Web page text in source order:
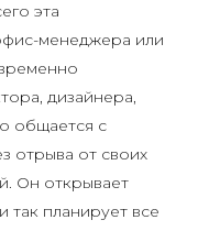
эта
менеджера или
дизайнера,
общается с
отрыва от своих
Он открывает
так планирует все